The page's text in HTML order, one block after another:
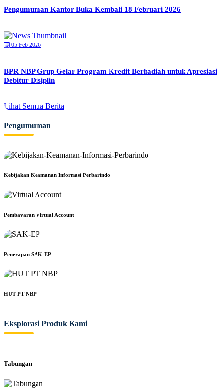
Pengumuman Kantor Buka Kembali 18 Februari 2026
05 Feb 2026
BPR NBP Grup Gelar Program Kredit Berhadiah untuk Apresiasi
Debitur Disiplin
Lihat Semua Berita
Pengumuman
Kebijakan Keamanan Informasi Perbarindo
Pembayaran Virtual Account
Penerapan SAK-EP
HUT PT NBP
Eksplorasi Produk Kami
Tabungan